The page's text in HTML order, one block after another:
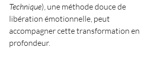
Technique), une méthode douce de
libération émotionnelle, peut
accompagner cette transformation en
profondeur.